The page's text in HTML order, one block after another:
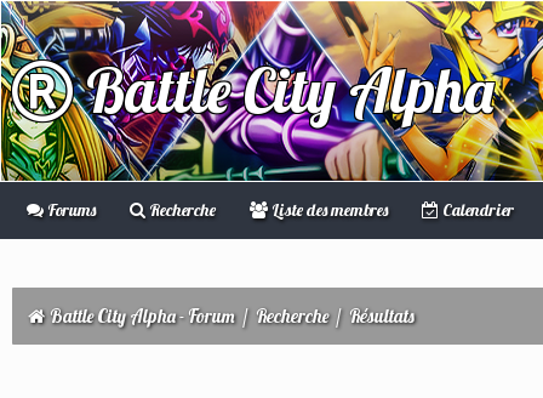
Battle City Alpha
Forums Recherche Liste des membres Calendrier
Battle City Alpha - Forum/ Recherche / Résultats